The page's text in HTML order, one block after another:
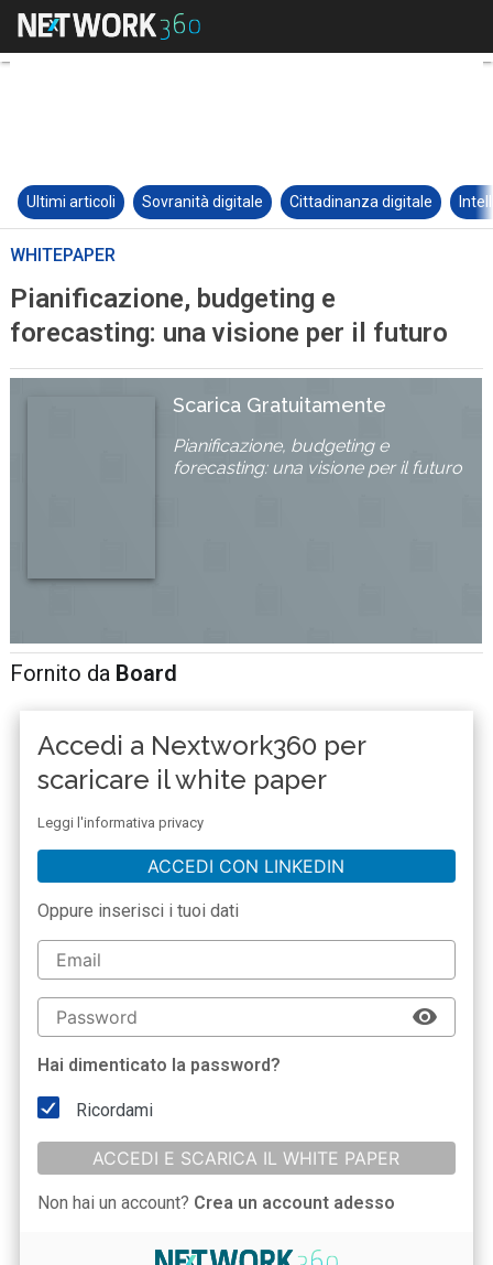
Ultimi articoli Sovranità digitale Cittadinanza digitale
WHITEPAPER
Pianificazione, budgeting e
forecasting: una visione per il futuro
Scarica Gratuitamente
Pianificazione, budgeting e
forecasting: una visione per il futuro
Fornito da Board
Accedi a Nextwork360 per
scaricare il white paper
Leggi l'informativa privacy
ACCEDI CON LINKEDIN
Oppure inserisci i tuoi dati
Hai dimenticato la password?
Ricordami
ACCEDI E SCARICA IL WHITE PAPER
Non hai un account? Crea un account adesso